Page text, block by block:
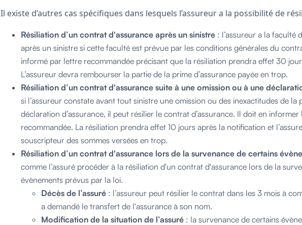
Il existe d’autres cas spécifiques dans lesquels l’assureur a la possibilité de
Résiliation d’un contrat d'assurance après un sinistre : l’assureur a la faculté
après un sinistre si cette faculté est prévue par les conditions générales du
informé par lettre recommandée précisant que la résiliation prendra effet 30
L’assureur devra rembourser la partie de la prime d’assurance payée en trop.
Résiliation d’un contrat d'assurance suite à une omission ou à une
si l’assureur constate avant tout sinistre une omission ou des inexactitudes de la
déclaration d’assurance, il peut résilier le contrat d’assurance. Il doit en
recommandée. La résiliation prendra effet 10 jours après la notification et
souscripteur des sommes versées en trop.
Résiliation d’un contrat d'assurance lors de la survenance de certains
comme l’assuré procéder à la résiliation d'un contrat d'assurance lors de la
évènements prévus par la loi.
Décès de l’assuré : l’assureur peut résilier le contrat dans les 3 mois à
a demandé le transfert de l'assurance à son nom.
Modification de la situation de l’assuré : la survenance de certains